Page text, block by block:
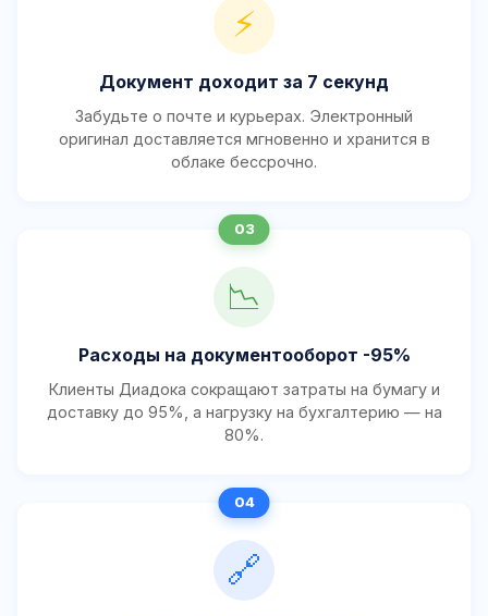
⚡
Документ доходит за 7 секунд
Забудьте о почте и курьерах. Электронный
оригинал доставляется мгновенно и хранится в
облаке бессрочно.
📉
Расходы на документооборот -95%
Клиенты Диадока сокращают затраты на бумагу и
доставку до 95%, а нагрузку на бухгалтерию — на
80%.
🔗